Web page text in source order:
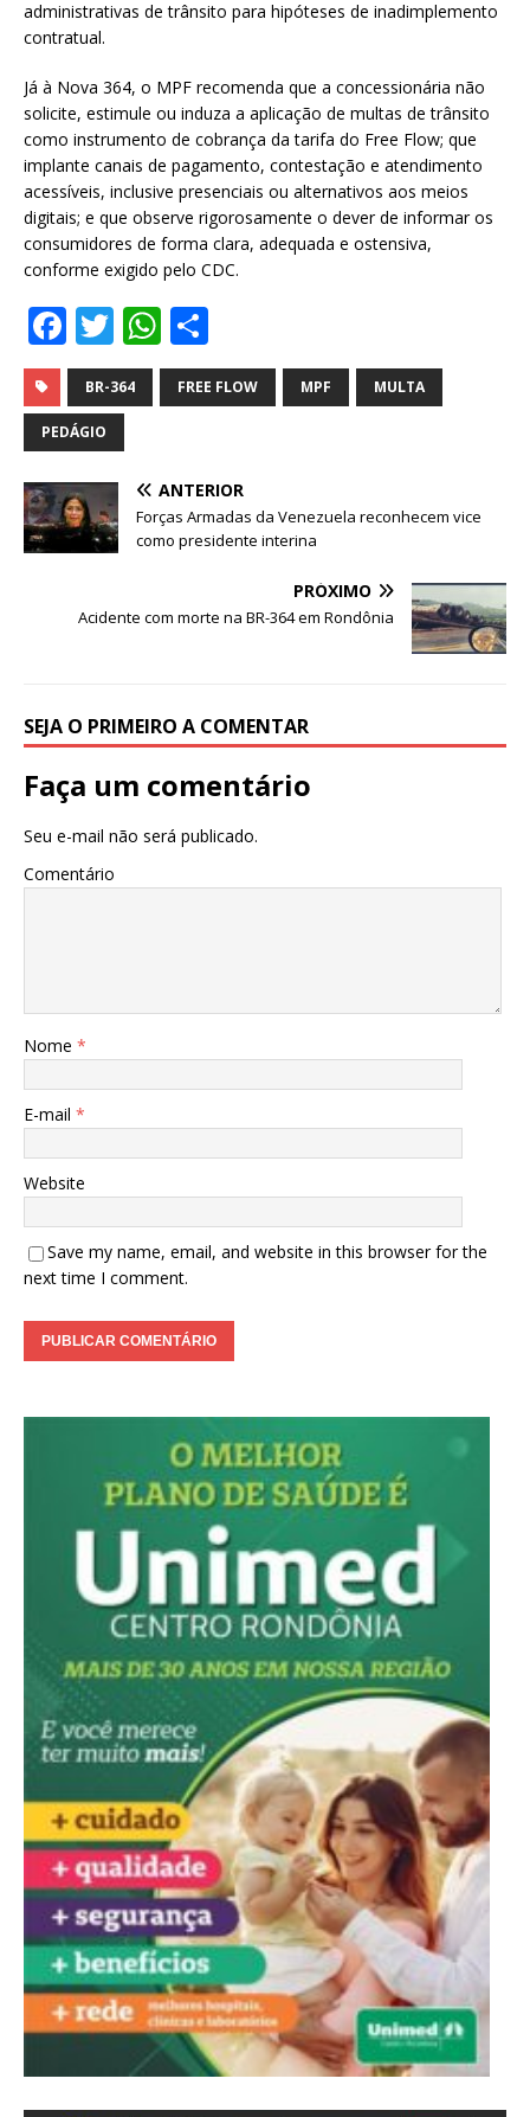
administrativas de trânsito para hipóteses de inadimplemento
contratual.
Já à Nova 364, o MPF recomenda que a concessionária não
solicite, estimule ou induza a aplicação de multas de trânsito
como instrumento de cobrança da tarifa do Free Flow; que
implante canais de pagamento, contestação e atendimento
acessíveis, inclusive presenciais ou alternativos aos meios
digitais; e que observe rigorosamente o dever de informar os
consumidores de forma clara, adequada e ostensiva,
conforme exigido pelo CDC.
F
a
c
e
b
o
o
T
w
it
te
r
W
h
at
A
p
p
h
ar
BR-364 FREE FLOW MPF MULTA
PEDÁGIO
ANTERIOR
Forças Armadas da Venezuela reconhecem vice
como presidente interina
PRÓXIMO
Acidente com morte na BR-364 em Rondônia
SEJA O PRIMEIRO A COMENTAR
Faça um comentário
Seu e-mail não será publicado.
Comentário
Nome *
E-mail *
Website
Save my name, email, and website in this browser for the
next time I comment.